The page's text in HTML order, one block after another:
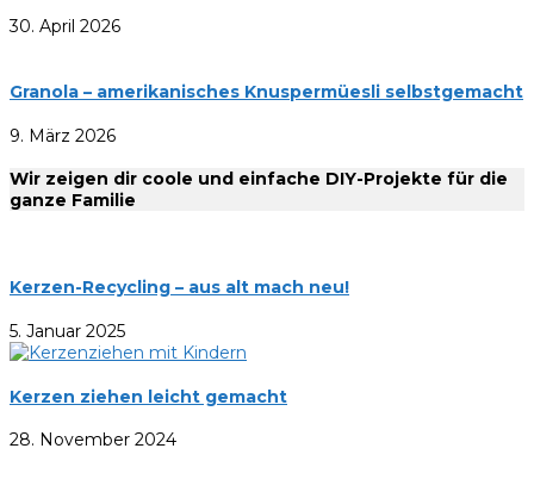
30. April 2026
Granola – amerikanisches Knuspermüesli selbstgemacht
9. März 2026
Wir zeigen dir coole und einfache DIY-Projekte für die
ganze Familie
Kerzen-Recycling – aus alt mach neu!
5. Januar 2025
Kerzen ziehen leicht gemacht
28. November 2024